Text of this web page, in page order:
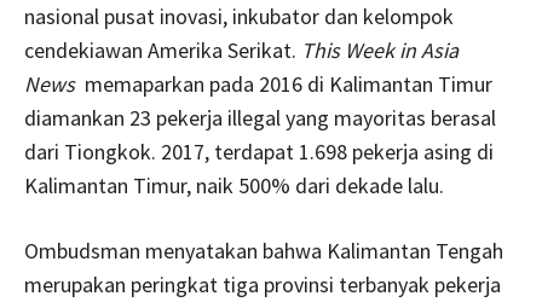
nasional pusat inovasi, inkubator dan kelompok
cendekiawan Amerika Serikat. This Week in Asia
News memaparkan pada 2016 di Kalimantan Timur
diamankan 23 pekerja illegal yang mayoritas berasal
dari Tiongkok. 2017, terdapat 1.698 pekerja asing di
Kalimantan Timur, naik 500% dari dekade lalu.
Ombudsman menyatakan bahwa Kalimantan Tengah
merupakan peringkat tiga provinsi terbanyak pekerja